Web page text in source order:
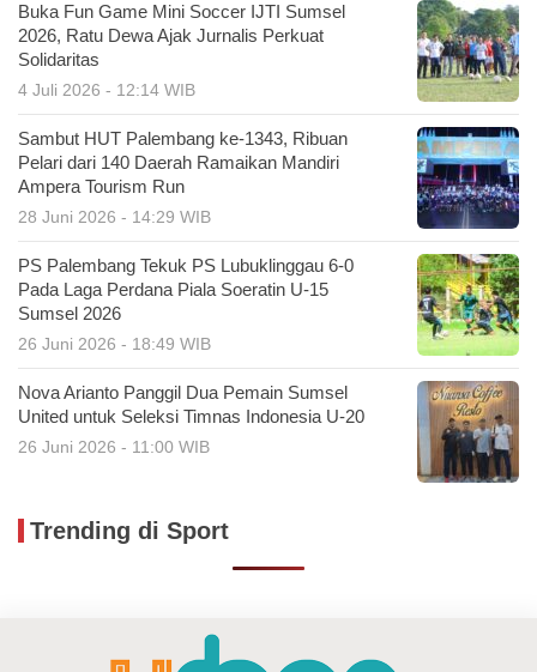
Buka Fun Game Mini Soccer IJTI Sumsel
2026, Ratu Dewa Ajak Jurnalis Perkuat
Solidaritas
4 Juli 2026 - 12:14 WIB
Sambut HUT Palembang ke-1343, Ribuan
Pelari dari 140 Daerah Ramaikan Mandiri
Ampera Tourism Run
28 Juni 2026 - 14:29 WIB
PS Palembang Tekuk PS Lubuklinggau 6-0
Pada Laga Perdana Piala Soeratin U-15
Sumsel 2026
26 Juni 2026 - 18:49 WIB
Nova Arianto Panggil Dua Pemain Sumsel
United untuk Seleksi Timnas Indonesia U-20
26 Juni 2026 - 11:00 WIB
Trending di Sport